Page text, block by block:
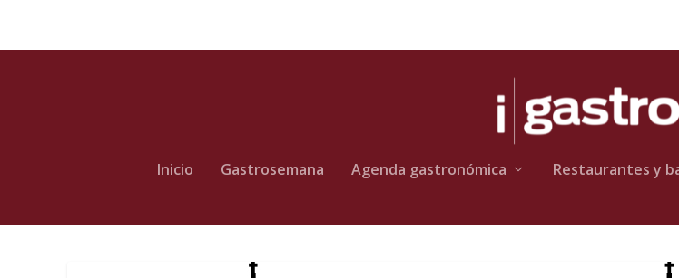
Inicio Gastrosemana Agenda gastronómica Restaurantes y